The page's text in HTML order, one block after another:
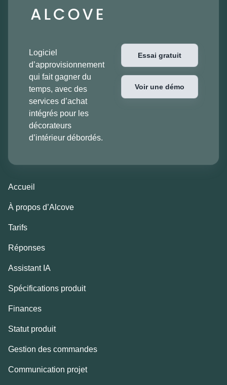
Logiciel
d’approvisionnement
qui fait gagner du
temps, avec des
services d’achat
intégrés pour les
décorateurs
d’intérieur débordés.
Essai gratuit
Voir une démo
Accueil
À propos d’Alcove
Tarifs
Réponses
Assistant IA
Spécifications produit
Finances
Statut produit
Gestion des commandes
Communication projet